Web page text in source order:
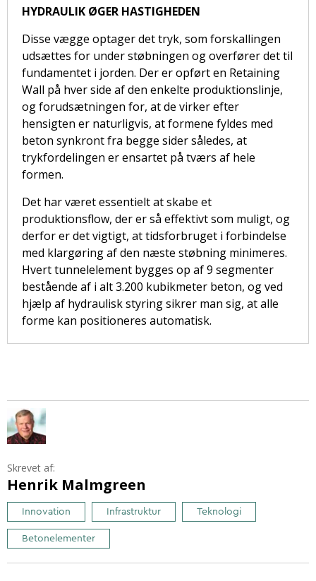
HYDRAULIK ØGER HASTIGHEDEN
Disse vægge optager det tryk, som forskallingen
udsættes for under støbningen og overfører det til
fundamentet i jorden. Der er opført en Retaining
Wall på hver side af den enkelte produktionslinje,
og forudsætningen for, at de virker efter
hensigten er naturligvis, at formene fyldes med
beton synkront fra begge sider således, at
trykfordelingen er ensartet på tværs af hele
formen.
Det har været essentielt at skabe et
produktionsflow, der er så effektivt som muligt, og
derfor er det vigtigt, at tidsforbruget i forbindelse
med klargøring af den næste støbning minimeres.
Hvert tunnelelement bygges op af 9 segmenter
bestående af i alt 3.200 kubikmeter beton, og ved
hjælp af hydraulisk styring sikrer man sig, at alle
forme kan positioneres automatisk.
Skrevet af:
Henrik Malmgreen
Innovation Infrastruktur Teknologi
Betonelementer